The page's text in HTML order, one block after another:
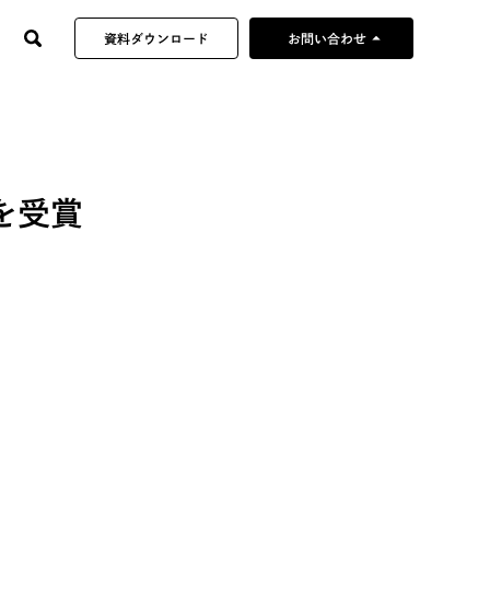
資料ダウンロード お問い合わせ arrow_drop_up
受賞